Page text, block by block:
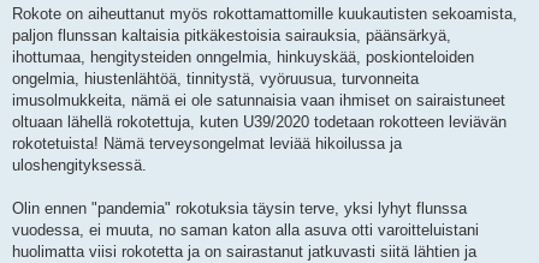
Rokote on aiheuttanut myös rokottamattomille kuukautisten sekoamista,
paljon flunssan kaltaisia pitkäkestoisia sairauksia, päänsärkyä,
ihottumaa, hengitysteiden onngelmia, hinkuyskää, poskionteloiden
ongelmia, hiustenlähtöä, tinnitystä, vyöruusua, turvonneita
imusolmukkeita, nämä ei ole satunnaisia vaan ihmiset on sairaistuneet
oltuaan lähellä rokotettuja, kuten U39/2020 todetaan rokotteen leviävän
rokotetuista! Nämä terveysongelmat leviää hikoilussa ja
uloshengityksessä.
Olin ennen "pandemia" rokotuksia täysin terve, yksi lyhyt flunssa
vuodessa, ei muuta, no saman katon alla asuva otti varoitteluistani
huolimatta viisi rokotetta ja on sairastanut jatkuvasti siitä lähtien ja